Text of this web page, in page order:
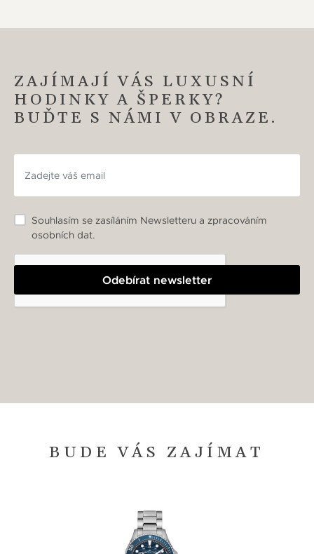
ZAJÍMAJÍ VÁS LUXUSNÍ
HODINKY A ŠPERKY?
BUĎTE S NÁMI V OBRAZE.
Odebírat newsletter
Souhlasím se zasíláním Newsletteru a zpracováním
osobních dat.
BUDE VÁS ZAJÍMAT